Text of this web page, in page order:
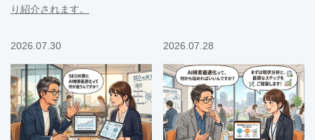
り紹介されます。
2026.07.30 2026.07.28